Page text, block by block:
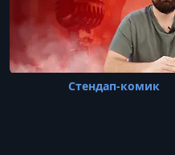
Стендап-комик